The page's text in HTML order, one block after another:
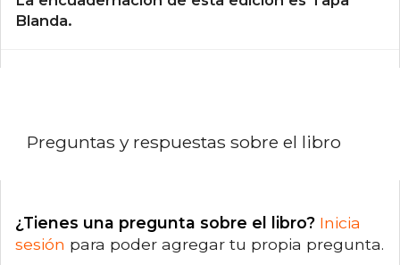
Blanda.
Preguntas y respuestas sobre el libro
¿Tienes una pregunta sobre el libro? Inicia
sesión para poder agregar tu propia pregunta.